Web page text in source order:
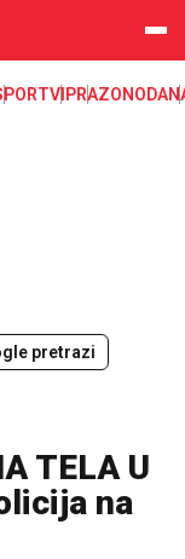
VIPRAZONODA
pretrazi
TELA U
na